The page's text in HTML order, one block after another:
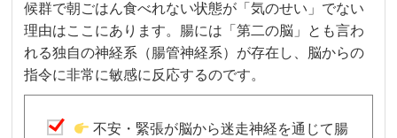
候群で朝ごはん食べれない状態が「気のせい」でない
理由はここにあります。腸には「第二の脳」とも言わ
れる独自の神経系（腸管神経系）が存在し、脳からの
指令に非常に敏感に反応するのです。
不安・緊張が脳から迷走神経を通じて腸